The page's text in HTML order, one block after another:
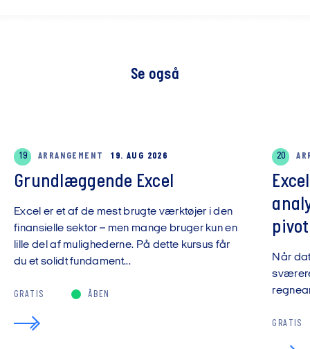
Se også
19 ARRANGEMENT 19. AUG 2026
Grundlæggende Excel
Excel er et af de mest brugte værktøjer i den
finansielle sektor – men mange bruger kun en
lille del af mulighederne. På dette kursus får
du et solidt fundament...
GRATIS ÅBEN
20
Når
GRATIS